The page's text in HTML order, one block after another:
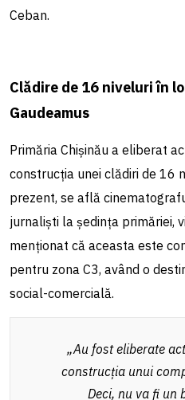
Ceban.
Clădire de 16 niveluri în
Gaudeamus
Primăria Chișinău a eliberat
construcția unei clădiri de 16
prezent, se află
jurnaliști la ședința primăriei,
menționat că aceasta este
pentru zona C3, având o
social-comercială.
„Au fost eliberate
construcția unui
Deci, nu va fi un